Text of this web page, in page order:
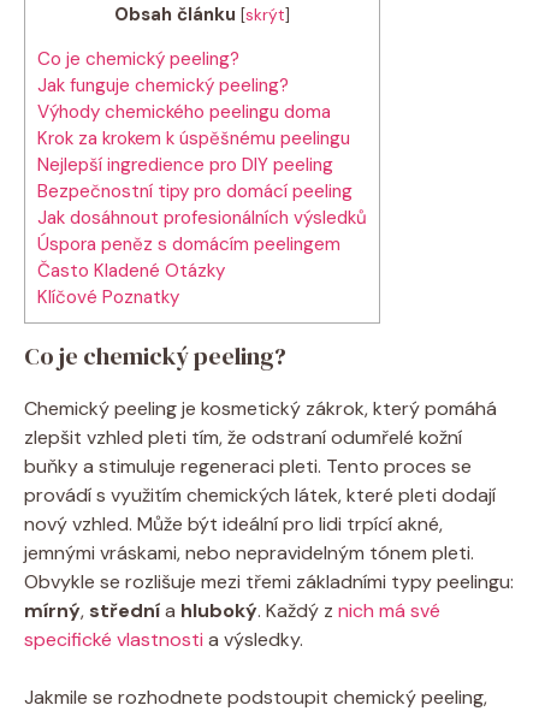
Obsah článku [skrýt]
Co je chemický peeling?
Jak funguje chemický peeling?
Výhody chemického peelingu doma
Krok za krokem k úspěšnému peelingu
Nejlepší ingredience pro DIY peeling
Bezpečnostní tipy pro domácí peeling
Jak dosáhnout profesionálních výsledků
Úspora peněz s domácím peelingem
Často Kladené Otázky
Klíčové Poznatky
Co je chemický peeling?
Chemický peeling je kosmetický zákrok, který pomáhá
zlepšit vzhled pleti tím, že odstraní odumřelé kožní
buňky a stimuluje regeneraci pleti. Tento proces se
provádí s využitím chemických látek, které pleti dodají
nový vzhled. Může být ideální pro lidi trpící akné,
jemnými vráskami, nebo nepravidelným tónem pleti.
Obvykle se rozlišuje mezi třemi základními typy peelingu:
mírný, střednía hluboký. Každý z nich má své
specifické vlastnosti a výsledky.
Jakmile se rozhodnete podstoupit chemický peeling,